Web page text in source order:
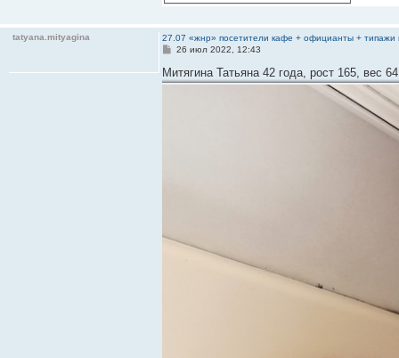
tatyana.mityagina
27.07 «жнр» посетители кафе + официанты +
С
о
б
26 июл 2022, 12:43
Митягина Татьяна 42 года, рост 165, вес